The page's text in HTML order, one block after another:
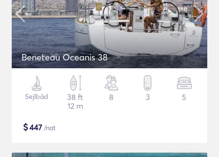
Beneteau Oceanis 38
Sejlbåd
38 ft
12 m
8 3 5
$447 /nat